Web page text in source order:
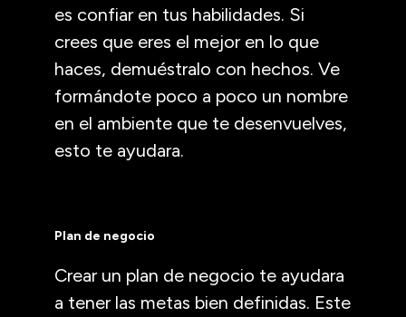
es confiar en tus habilidades. Si
crees que eres el mejor en lo que
haces, demuéstralo con hechos. Ve
formándote poco a poco un nombre
en el ambiente que te desenvuelves,
esto te ayudara.
Plan de negocio
Crear un plan de negocio te ayudara
a tener las metas bien definidas. Este